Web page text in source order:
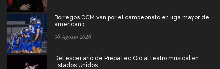
Borregos CCM van por el campeonato en liga mayor de
americano
06 Agosto 2026
Del escenario de PrepaTec Qro al teatro musical en
Estados Unidos